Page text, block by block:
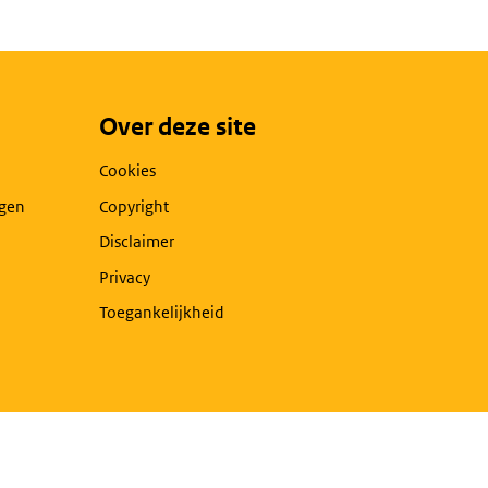
Over deze site
Cookies
Copyright
Disclaimer
Privacy
Toegankelijkheid